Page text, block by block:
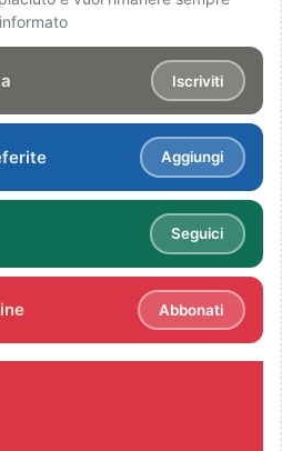
informato
Iscriviti
Aggiungi
Seguici
Abbonati